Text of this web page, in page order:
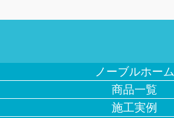
ノーブルホーム
商品一覧
施工実例